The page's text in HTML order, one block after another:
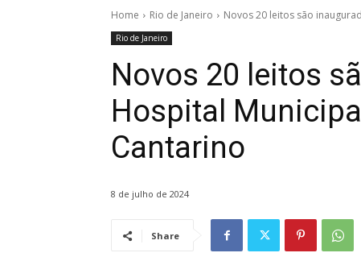
Home Rio de Janeiro Novos 20 leitos são
Rio de Janeiro
Novos 20 leitos
Hospital
Cantarino
8 de julho de 2024
Share